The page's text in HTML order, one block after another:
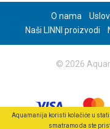
O nama
Naši LINNI proizvodi
© 2026
Aquamanija koristi kolačiće u
smatramo da ste